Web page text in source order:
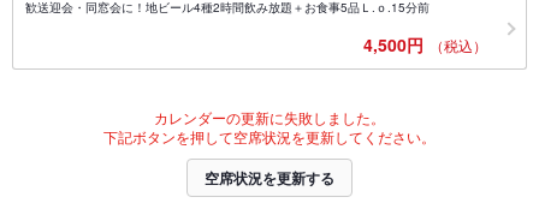
歓送迎会・同窓会に！地ビール4種2時間飲み放題＋お食事5品Ｌ.ｏ.15分前
4,500円 （税込）
カレンダーの更新に失敗しました。
下記ボタンを押して空席状況を更新してください。
空席状況を更新する